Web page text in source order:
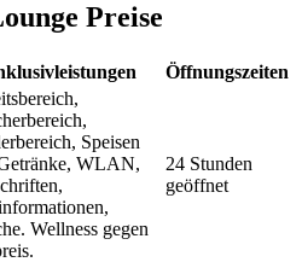
Preise
Öffnungszeiten
Speisen
WLAN,
Wellness gegen
24 Stunden
geöffnet